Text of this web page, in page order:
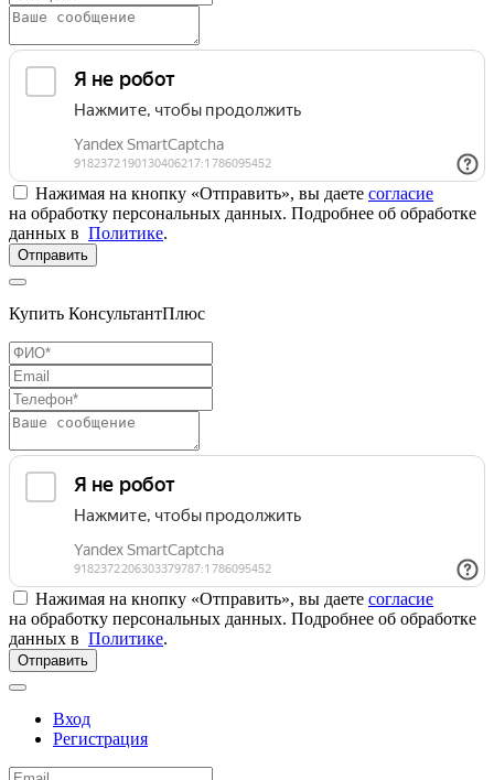
Нажимая на кнопку «Отправить», вы даете согласие
на обработку персональных данных. Подробнее об обработке
данных в Политике.
Отправить
Купить КонсультантПлюс
Нажимая на кнопку «Отправить», вы даете согласие
на обработку персональных данных. Подробнее об обработке
данных в Политике.
Отправить
Вход
Регистрация